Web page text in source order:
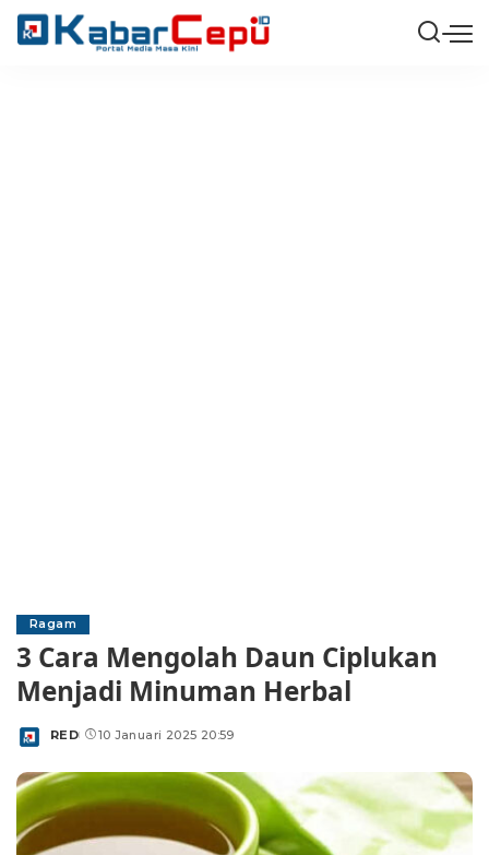
Ragam
3 Cara Mengolah Daun Ciplukan
Menjadi Minuman Herbal
Posted
RED 10 Januari 2025 20:59